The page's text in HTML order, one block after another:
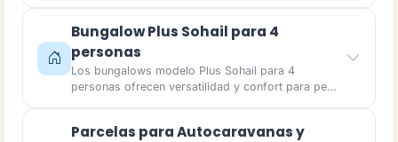
Bungalow Plus Sohail para 4
personas
Los bungalows modelo Plus Sohail para 4
personas ofrecen versatilidad y confort para pe…
Parcelas para Autocaravanas y